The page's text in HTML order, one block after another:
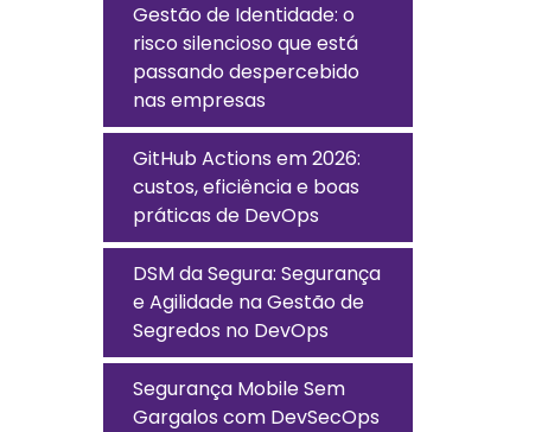
Gestão de Identidade: o
risco silencioso que está
passando despercebido
nas empresas
GitHub Actions em 2026:
custos, eficiência e boas
práticas de DevOps
DSM da Segura: Segurança
e Agilidade na Gestão de
Segredos no DevOps
Segurança Mobile Sem
Gargalos com DevSecOps